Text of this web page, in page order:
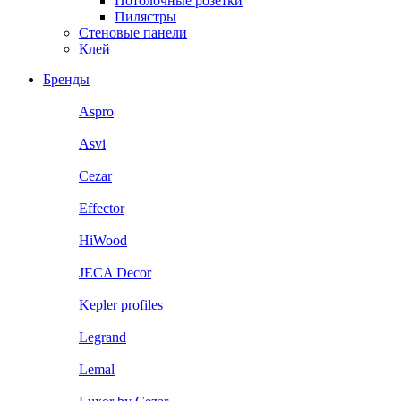
Пилястры
Стеновые панели
Клей
Бренды
Aspro
Asvi
Cezar
Effector
HiWood
JECA Decor
Kepler profiles
Legrand
Lemal